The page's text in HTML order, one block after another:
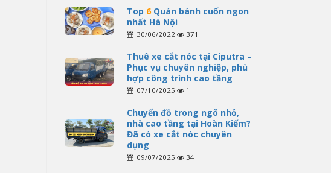
Top 6Quán bánh cuốn ngon
nhất Hà Nội
30/06/2022 371
Thuê xe cắt nóc tại Ciputra –
Phục vụ chuyên nghiệp, phù
hợp công trình cao tầng
07/10/2025 1
Chuyển đồ trong ngõ nhỏ,
nhà cao tầng tại Hoàn Kiếm?
Đã có xe cắt nóc chuyên
dụng
09/07/2025 34